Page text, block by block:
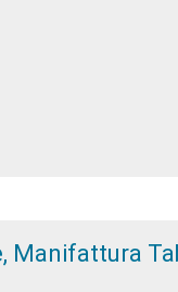
Manifattura